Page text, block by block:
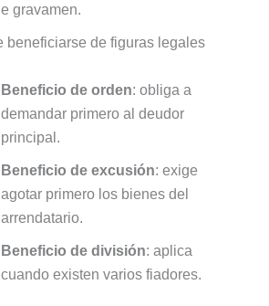
gravamen.
beneficiarse de figuras legales
Beneficio de orden: obliga a
demandar primero al deudor
principal.
Beneficio de excusión: exige
agotar primero los bienes del
arrendatario.
Beneficio de división: aplica
cuando existen varios fiadores.